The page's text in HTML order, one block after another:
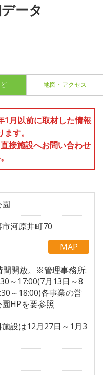
ータ
地図・アクセス
月以前に取材した情報
す。
接施設へお問い合わせ
市河原井町70
MAP
間開放。※管理事務所:
～17:00(7月13日～8
～18:00)各事業の営
HPを要参照
設は12月27日～1月3